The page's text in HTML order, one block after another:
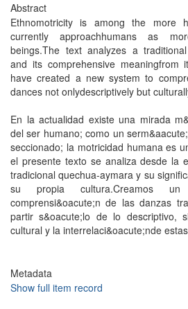
Abstract
Ethnomotricity is among the more
currently approachhumans as
beings.The text analyzes a
and its comprehensive meaningfrom
have created a new system to
dances not onlydescriptively but
En la actualidad existe una mirada
del ser humano; como un
seccionado; la motricidad humana es
el presente texto se analiza desde la
tradicional quechua-aymara y su
su propia cultura.Creamos
comprensi&oacute;n de las danzas
partir s&oacute;lo de lo descriptivo,
cultural y la interrelaci&oacute;nde
Metadata
Show full item record